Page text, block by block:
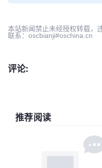
本站新闻禁止未经授权转载，
联系：oscbianji#oschina.cn
评论:
推荐阅读